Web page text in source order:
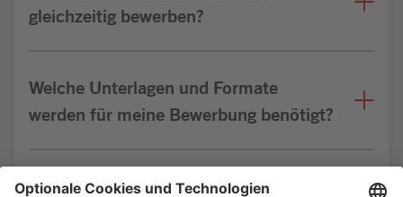
gleichzeitig bewerben?
Welche Unterlagen und Formate
werden für meine Bewerbung benötigt?
Bin ich für die Stelle geeignet?